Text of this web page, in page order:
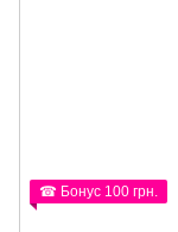
☎ Бонус 100 грн.